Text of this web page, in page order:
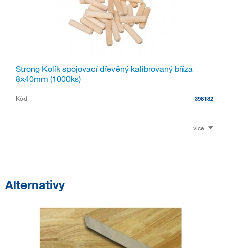
Strong Kolík spojovací dřevěný kalibrovaný bříza
8x40mm (1000ks)
Kód 396182
více
Alternativy